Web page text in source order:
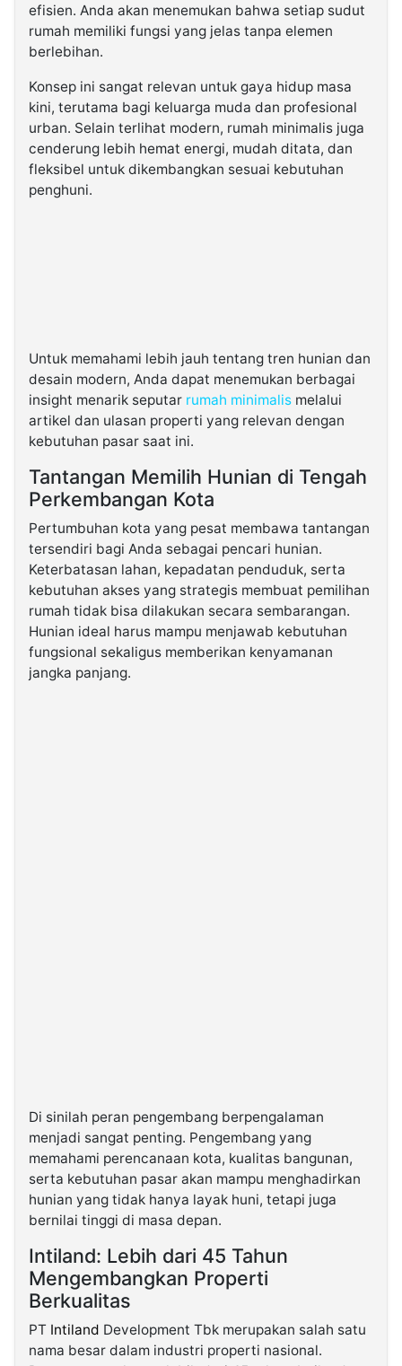
efisien. Anda akan menemukan bahwa setiap sudut
rumah memiliki fungsi yang jelas tanpa elemen
berlebihan.
Konsep ini sangat relevan untuk gaya hidup masa
kini, terutama bagi keluarga muda dan profesional
urban. Selain terlihat modern, rumah minimalis juga
cenderung lebih hemat energi, mudah ditata, dan
fleksibel untuk dikembangkan sesuai kebutuhan
penghuni.
Untuk memahami lebih jauh tentang tren hunian dan
desain modern, Anda dapat menemukan berbagai
insight menarik seputar rumah minimalis melalui
artikel dan ulasan properti yang relevan dengan
kebutuhan pasar saat ini.
Tantangan Memilih Hunian di Tengah
Perkembangan Kota
Pertumbuhan kota yang pesat membawa tantangan
tersendiri bagi Anda sebagai pencari hunian.
Keterbatasan lahan, kepadatan penduduk, serta
kebutuhan akses yang strategis membuat pemilihan
rumah tidak bisa dilakukan secara sembarangan.
Hunian ideal harus mampu menjawab kebutuhan
fungsional sekaligus memberikan kenyamanan
jangka panjang.
Di sinilah peran pengembang berpengalaman
menjadi sangat penting. Pengembang yang
memahami perencanaan kota, kualitas bangunan,
serta kebutuhan pasar akan mampu menghadirkan
hunian yang tidak hanya layak huni, tetapi juga
bernilai tinggi di masa depan.
Intiland: Lebih dari 45 Tahun
Mengembangkan Properti
Berkualitas
PT Intiland Development Tbk merupakan salah satu
nama besar dalam industri properti nasional.